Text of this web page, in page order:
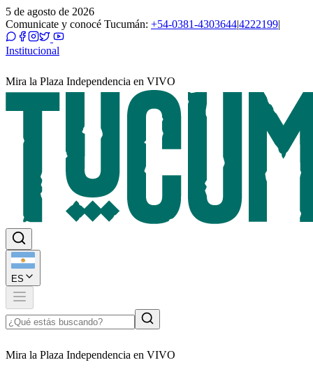
5 de agosto de 2026
Comunicate y conocé Tucumán: +54-0381-4303644|4222199|
Institucional
Mira la Plaza Independencia en VIVO
ES
Mira la Plaza Independencia en VIVO